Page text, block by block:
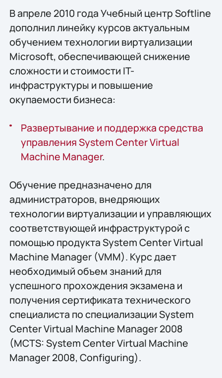
В апреле 2010 года Учебный центр Softline
дополнил линейку курсов актуальным
обучением технологии виртуализации
Microsoft, обеспечивающей снижение
сложности и стоимости IT-
инфраструктуры и повышение
окупаемости бизнеса:
Развертывание и поддержка средства
управления System Center Virtual
Machine Manager.
Обучение предназначено для
администраторов, внедряющих
технологии виртуализации и управляющих
соответствующей инфраструктурой с
помощью продукта System Center Virtual
Machine Manager (VMM). Курс дает
необходимый объем знаний для
успешного прохождения экзамена и
получения сертификата технического
специалиста по специализации System
Center Virtual Machine Manager 2008
(MCTS: System Center Virtual Machine
Manager 2008, Configuring).